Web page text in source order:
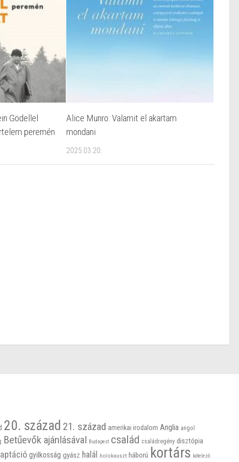
Gödellel
peremén
Alice Munro: Valamit el akartam
mondani
2025.03.20.
20. század 21. század amerikai irodalom Anglia angol
Betűevők ajánlásával Budapest család családregény disztópia
gyilkosság gyász halál holokauszt háború kortárs kötelező